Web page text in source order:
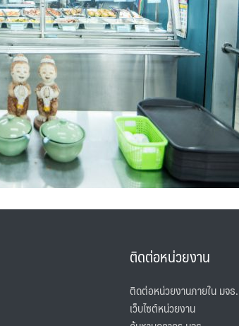
ติดต่อหน่วยงาน
ติดต่อหน่วยงานภายใน มจธ.
เว็บไซต์หน่วยงาน